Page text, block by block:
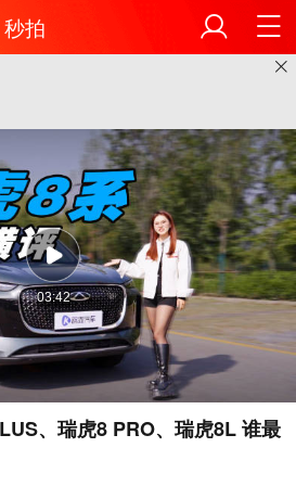
秒拍
03:42
、瑞虎8 PRO、瑞虎8L 谁最